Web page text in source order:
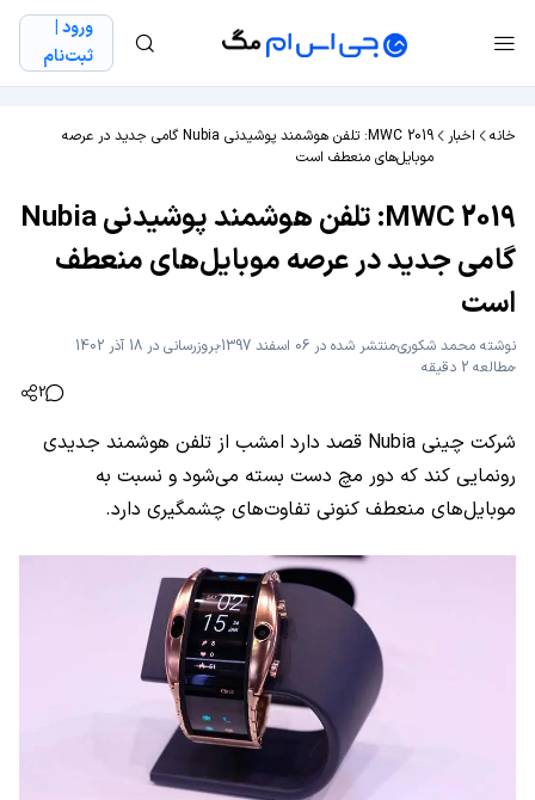
ورود |
ثبت‌نام
خانه اخبار
MWC 2019: تلفن هوشمند پوشیدنی Nubia گامی جدید در عرصه
موبایل‌های منعطف است
MWC 2019: تلفن هوشمند پوشیدنی Nubia
گامی جدید در عرصه موبایل‌های منعطف
است
نوشته محمد شکوریمنتشر شده در 06 اسفند 1397
بروزرسانی در 18 آذر 1402
مطالعه 2 دقیقه
2
شرکت چینی Nubia قصد دارد امشب از تلفن هوشمند جدیدی
رونمایی کند که دور مچ دست بسته می‌شود و نسبت به
موبایل‌های منعطف کنونی تفاوت‌های چشمگیری دارد.